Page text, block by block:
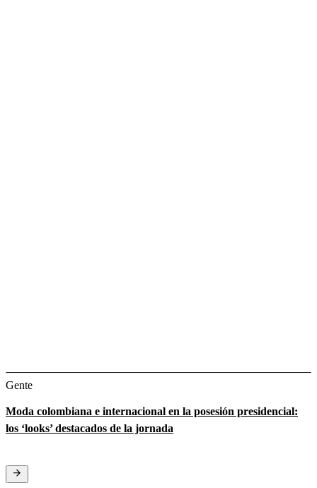
Gente
Moda colombiana e internacional en la posesión presidencial:
los ‘looks’ destacados de la jornada